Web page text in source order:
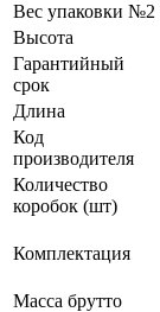
Вес упаковки №2
Высота
Гарантийный
срок
Длина
Код
производителя
Количество
коробок (шт)
Комплектация
Масса брутто